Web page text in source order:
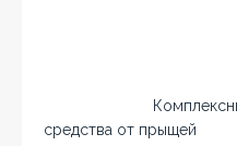
средства от прыщей